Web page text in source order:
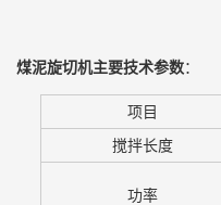
煤泥旋切机主要技术参数：
项目
搅拌长度
功率